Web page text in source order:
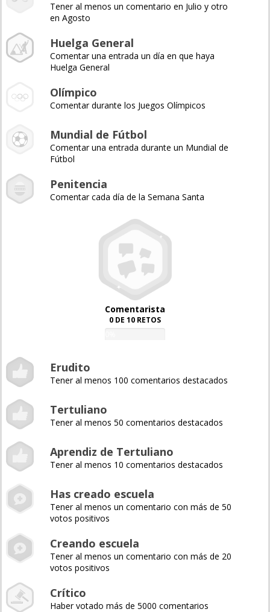
Tener al menos un comentario en Julio y otro
en Agosto
Huelga General
Comentar una entrada un día en que haya
Huelga General
Olímpico
Comentar durante los Juegos Olímpicos
Mundial de Fútbol
Comentar una entrada durante un Mundial de
Fútbol
Penitencia
Comentar cada día de la Semana Santa
Comentarista
0 DE 10 RETOS
Erudito
Tener al menos 100 comentarios destacados
Tertuliano
Tener al menos 50 comentarios destacados
Aprendiz de Tertuliano
Tener al menos 10 comentarios destacados
Has creado escuela
Tener al menos un comentario con más de 50
votos positivos
Creando escuela
Tener al menos un comentario con más de 20
votos positivos
Crítico
Haber votado más de 5000 comentarios